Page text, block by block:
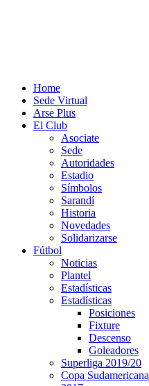
Home
Sede Virtual
Arse Plus
El Club
Asociate
Sede
Autoridades
Estadio
Símbolos
Sarandí
Historia
Novedades
Solidarizarse
Fútbol
Noticias
Plantel
Estadísticas
Estadísticas
Posiciones
Fixture
Descenso
Goleadores
Superliga 2019/20
Copa Sudamericana